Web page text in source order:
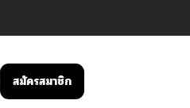
สมัครสมาชิก